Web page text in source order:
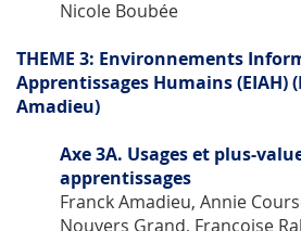
Nicole Boubée
THEME 3: Environnements
Apprentissages Humains (EIAH)
Amadieu)
Axe 3A. Usages et plus-
apprentissages
Franck Amadieu, Annie
Nouyers Grand, Françoise